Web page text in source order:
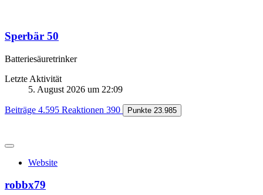
Sperbär 50
Batteriesäuretrinker
Letzte Aktivität
5. August 2026 um 22:09
Beiträge 4.595 Reaktionen 390 Punkte 23.985
Website
robbx79